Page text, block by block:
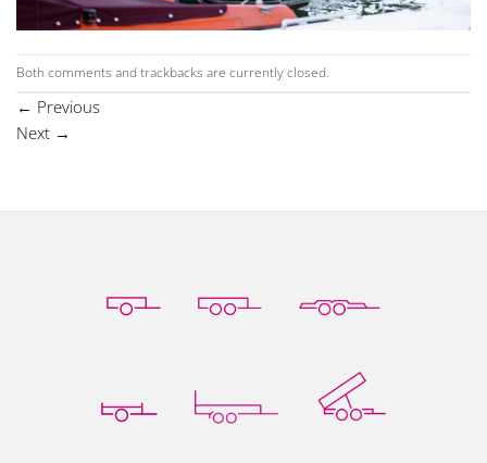
Both comments and trackbacks are currently closed.
← Previous
Next →